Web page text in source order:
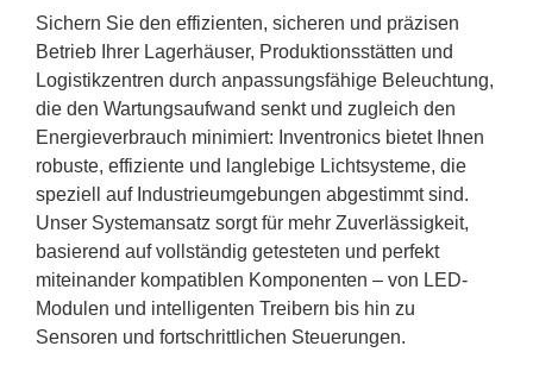
Sichern Sie den effizienten, sicheren und präzisen
Betrieb Ihrer Lagerhäuser, Produktionsstätten und
Logistikzentren durch anpassungsfähige Beleuchtung,
die den Wartungsaufwand senkt und zugleich den
Energieverbrauch minimiert: Inventronics bietet Ihnen
robuste, effiziente und langlebige Lichtsysteme, die
speziell auf Industrieumgebungen abgestimmt sind.
Unser Systemansatz sorgt für mehr Zuverlässigkeit,
basierend auf vollständig getesteten und perfekt
miteinander kompatiblen Komponenten – von LED-
Modulen und intelligenten Treibern bis hin zu
Sensoren und fortschrittlichen Steuerungen.